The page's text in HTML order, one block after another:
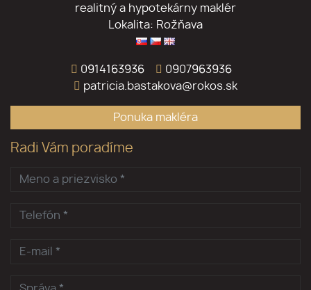
realitný a hypotekárny maklér
Lokalita: Rožňava
0914163936
0907963936
patricia.bastakova@rokos.sk
Ponuka makléra
Radi Vám poradíme